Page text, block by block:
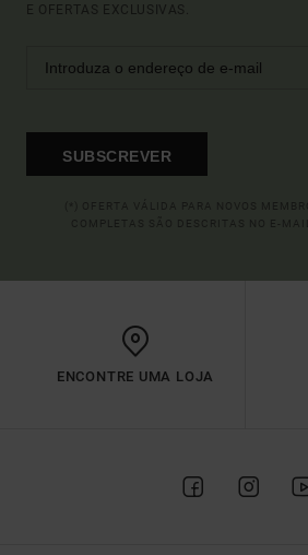
E OFERTAS EXCLUSIVAS.
SUBSCREVER
ENCONTRE UMA LOJA